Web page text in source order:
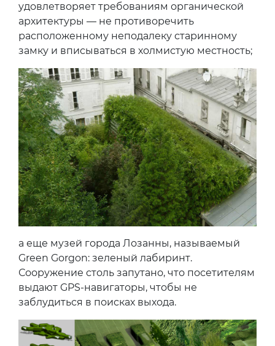
удовлетворяет требованиям органической
архитектуры — не противоречить
расположенному неподалеку старинному
замку и вписываться в холмистую местность;
а еще музей города Лозанны, называемый
Green Gorgon: зеленый лабиринт.
Сооружение столь запутано, что посетителям
выдают GPS-навигаторы, чтобы не
заблудиться в поисках выхода.